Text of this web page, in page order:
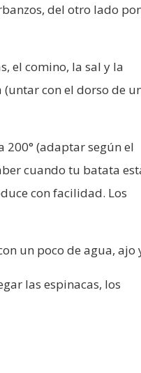
del otro lado
el comino, la sal y la
con el dorso de
(adaptar según el
cuando tu batata
con facilidad. Los
un poco de agua, ajo
las espinacas, los